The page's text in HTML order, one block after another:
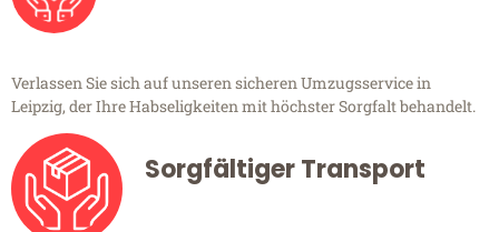
Verlassen Sie sich auf unseren sicheren Umzugsservice in
Leipzig, der Ihre Habseligkeiten mit höchster Sorgfalt behandelt.
Sorgfältiger Transport